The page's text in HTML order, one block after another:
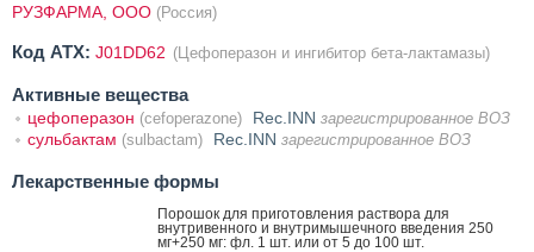
РУЗФАРМА, ООО (Россия)
Код ATX: J01DD62 (Цефоперазон и ингибитор бета-лактамазы)
Активные вещества
цефоперазон (cefoperazone) Rec.INN зарегистрированное ВОЗ
сульбактам (sulbactam) Rec.INN зарегистрированное ВОЗ
Лекарственные формы
Порошок для приготовления раствора для
внутривенного и внутримышечного введения 250
мг+250 мг: фл. 1 шт. или от 5 до 100 шт.